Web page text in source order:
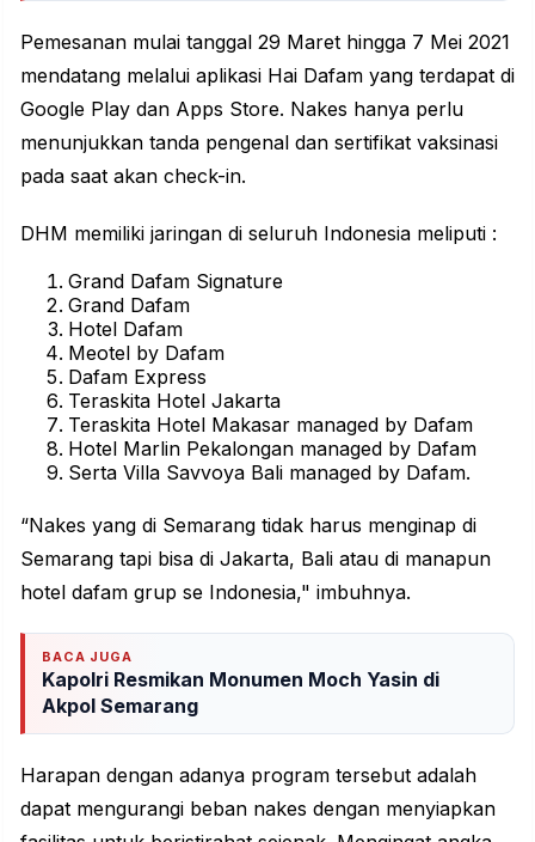
Pemesanan mulai tanggal 29 Maret hingga 7 Mei 2021
mendatang melalui aplikasi Hai Dafam yang terdapat di
Google Play dan Apps Store. Nakes hanya perlu
menunjukkan tanda pengenal dan sertifikat vaksinasi
pada saat akan check-in.
DHM memiliki jaringan di seluruh Indonesia meliputi :
Grand Dafam Signature
Grand Dafam
Hotel Dafam
Meotel by Dafam
Dafam Express
Teraskita Hotel Jakarta
Teraskita Hotel Makasar managed by Dafam
Hotel Marlin Pekalongan managed by Dafam
Serta Villa Savvoya Bali managed by Dafam.
“Nakes yang di Semarang tidak harus menginap di
Semarang tapi bisa di Jakarta, Bali atau di manapun
hotel dafam grup se Indonesia," imbuhnya.
BACA JUGA
Kapolri Resmikan Monumen Moch Yasin di
Akpol Semarang
Harapan dengan adanya program tersebut adalah
dapat mengurangi beban nakes dengan menyiapkan